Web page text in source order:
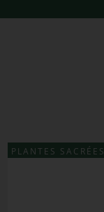
PLANTES SACRÉES